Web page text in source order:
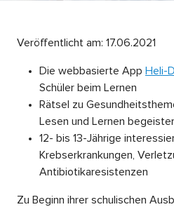
Veröffentlicht am: 17.06.2021
Die webbasierte App Heli-D
Schüler beim Lernen
Rätsel zu
Lesen und Lernen
12- bis 13-Jährige
Krebserkrankungen,
Antibiotikaresistenzen
Zu Beginn ihrer schulischen